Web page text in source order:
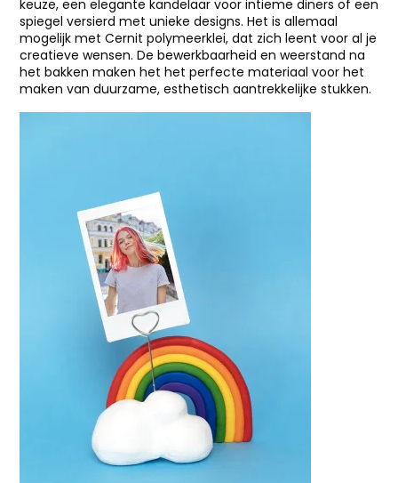
keuze, een elegante kandelaar voor intieme diners of een
spiegel versierd met unieke designs. Het is allemaal
mogelijk met Cernit polymeerklei, dat zich leent voor al je
creatieve wensen. De bewerkbaarheid en weerstand na
het bakken maken het het perfecte materiaal voor het
maken van duurzame, esthetisch aantrekkelijke stukken.